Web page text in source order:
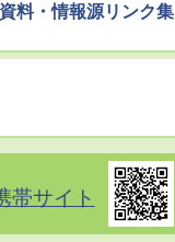
料・情報源リンク集
帯サイト